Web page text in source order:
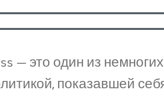
— это один из
показавшей